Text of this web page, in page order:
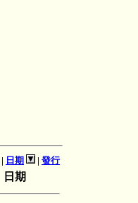
| 日期 | 發行
日期